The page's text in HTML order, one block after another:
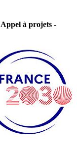
à projets -